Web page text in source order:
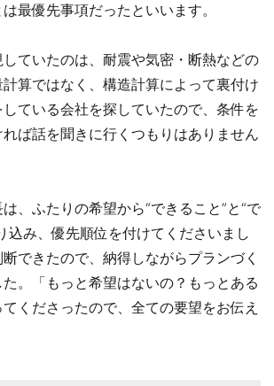
最優先事項だったといいます。
ていたのは、耐震や気密・断熱などの
算ではなく、構造計算によって裏付け
ている会社を探していたので、条件を
ば話を聞きに行くつもりはありません
、ふたりの希望から“できること”と“で
込み、優先順位を付けてくださいまし
できたので、納得しながらプランづく
。「もっと希望はないの？もっとある
くださったので、全ての要望をお伝え